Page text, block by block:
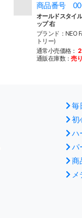
商品番号
オールドスタイ
ップ 右
ブランド：NEO
トリー)
通常小売価格：
通販在庫数：売
毎
初
ハ
パ
商
メ